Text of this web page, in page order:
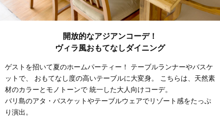
開放的なアジアンコーデ！
ヴィラ風おもてなしダイニング
ゲストを招いて夏のホームパーティー！ テーブルランナーやバスケ
ットで、
おもてなし度の高いテーブルに大変身。
こちらは、天然素
材のカラーとモノトーンで 統一した大人向けコーデ。
バリ島のアタ・バスケットやテーブルウェアでリゾート感をたっぷ
り演出。